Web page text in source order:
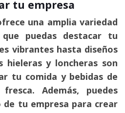
tu empresa
una amplia variedad
puedas destacar tu
vibrantes hasta diseños
hieleras y loncheras son
tu comida y bebidas de
Además, puedes
tu empresa para crear